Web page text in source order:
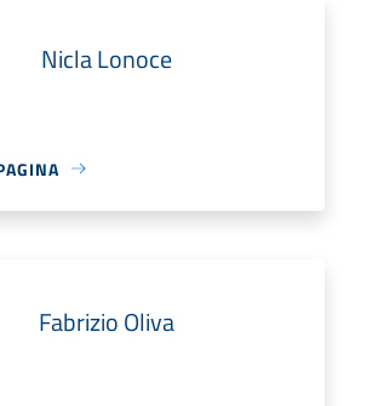
Nicla Lonoce
Fabrizio Oliva